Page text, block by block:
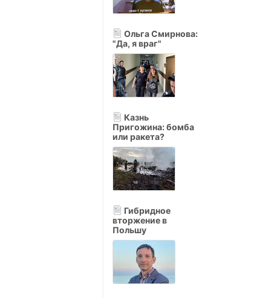
Ольга Смирнова:
"Да, я враг"
Казнь
Пригожина: бомба
или ракета?
Гибридное
вторжение в
Польшу